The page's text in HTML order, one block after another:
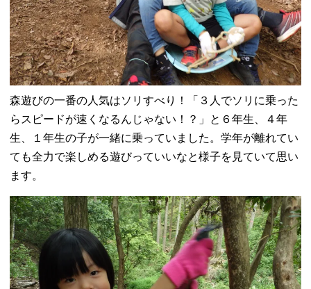
森遊びの一番の人気はソリすべり！「３人でソリに乗った
らスピードが速くなるんじゃない！？」と６年生、４年
生、１年生の子が一緒に乗っていました。学年が離れてい
ても全力で楽しめる遊びっていいなと様子を見ていて思い
ます。